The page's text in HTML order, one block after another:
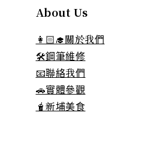
About Us
👩🏻‍🎓關於我們
🛠️鋼筆維修
📧聯絡我們
🚗實體參觀
🧋新埔美食